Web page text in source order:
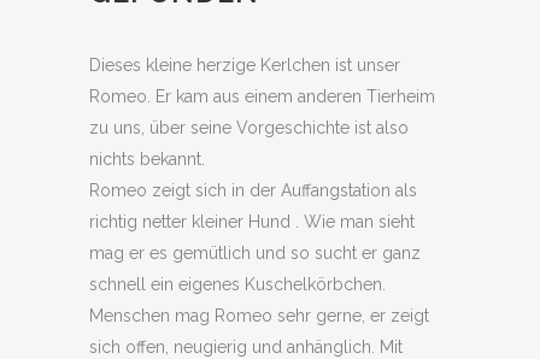
Dieses kleine herzige Kerlchen ist unser
Romeo. Er kam aus einem anderen Tierheim
zu uns, über seine Vorgeschichte ist also
nichts bekannt.
Romeo zeigt sich in der Auffangstation als
richtig netter kleiner Hund . Wie man sieht
mag er es gemütlich und so sucht er ganz
schnell ein eigenes Kuschelkörbchen.
Menschen mag Romeo sehr gerne, er zeigt
sich offen, neugierig und anhänglich. Mit